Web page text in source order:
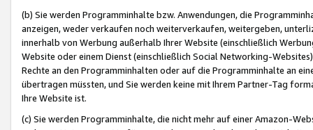
(b) Sie werden Programminhalte bzw. Anwendungen, die
anzeigen, weder verkaufen noch weiterverkaufen, weitergeben,
innerhalb von Werbung außerhalb Ihrer Website (einschließlich
Website oder einem Dienst (einschließlich Social Networking-
Rechte an den Programminhalten oder auf die Programminhalte an
übertragen müssten, und Sie werden keine mit Ihrem Partner-Tag
Ihre Website ist.
(c) Sie werden Programminhalte, die nicht mehr auf einer Amazon-